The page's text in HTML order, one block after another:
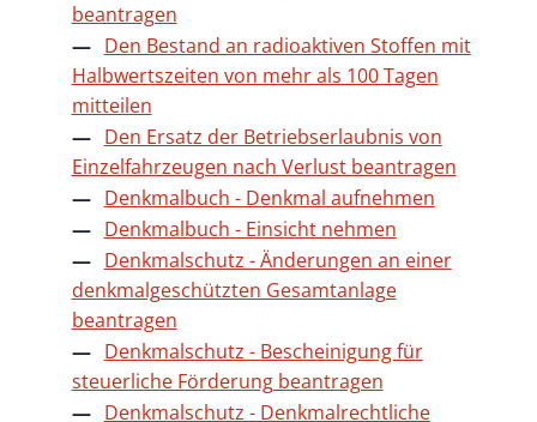
beantragen
Den Bestand an radioaktiven Stoffen mit
Halbwertszeiten von mehr als 100 Tagen
mitteilen
Den Ersatz der Betriebserlaubnis von
Einzelfahrzeugen nach Verlust beantragen
Denkmalbuch - Denkmal aufnehmen
Denkmalbuch - Einsicht nehmen
Denkmalschutz - Änderungen an einer
denkmalgeschützten Gesamtanlage
beantragen
Denkmalschutz - Bescheinigung für
steuerliche Förderung beantragen
Denkmalschutz - Denkmalrechtliche